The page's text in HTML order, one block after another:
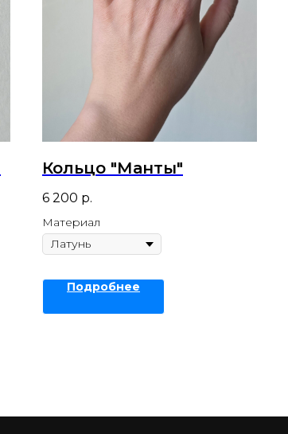
Кольцо "Манты"
6 200 р.
Материал
Подробнее